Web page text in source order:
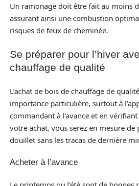
Un ramonage doit être fait au moins
assurant ainsi une combustion
risques de feux de cheminée.
Se préparer pour l’hiver
chauffage de qualité
L’achat de bois de chauffage de
importance particulière, surtout à
commandant à l’avance et en
votre achat, vous serez en mesure de
douillet sans les tracas de dernière
Acheter à l’avance